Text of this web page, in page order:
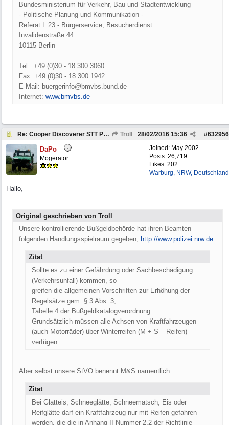
Bundesministerium für Verkehr, Bau und Stadtentwicklung
- Politische Planung und Kommunikation -
Referat L 23 - Bürgerservice, Besucherdienst
Invalidenstraße 44
10115 Berlin
Tel.: +49 (0)30 - 18 300 3060
Fax: +49 (0)30 - 18 300 1942
E-Mail: buergerinfo@bmvbs.bund.de
Internet: www.bmvbs.de
Re: Cooper Discoverer STT PRO und STT Troll #632956
28/02/2016 15:36
Joined: May 2002
Posts: 26,719
Likes: 202
Warburg, NRW, Deutschland
DaPo
Mogerator
Hallo,
Original geschrieben von Troll
Unsere kontrollierende Bußgeldbehörde hat ihren Beamten
folgenden Handlungsspielraum gegeben, http://www.polizei.nrw.de
Zitat
Sollte es zu einer Gefährdung oder Sachbeschädigung
(Verkehrsunfall) kommen, so
greifen die allgemeinen Vorschriften zur Erhöhung der
Regelsätze gem. § 3 Abs. 3,
Tabelle 4 der Bußgeldkatalogverordnung.
Grundsätzlich müssen alle Achsen von Kraftfahrzeugen
(auch Motorräder) über Winterreifen (M + S – Reifen)
verfügen.
Aber selbst unsere StVO benennt M&S namentlich
Zitat
Bei Glatteis, Schneeglätte, Schneematsch, Eis oder
Reifglätte darf ein Kraftfahrzeug nur mit Reifen gefahren
werden, die die in Anhang II Nummer 2.2 der Richtlinie